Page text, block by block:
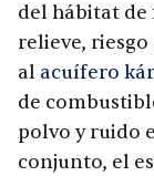
del hábitat de
relieve,
al acuífero
de
polvo y ruido
conjunto, el